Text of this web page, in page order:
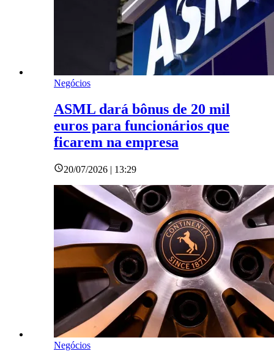
Negócios
ASML dará bônus de 20 mil
euros para funcionários que
ficarem na empresa
20/07/2026 | 13:29
Negócios